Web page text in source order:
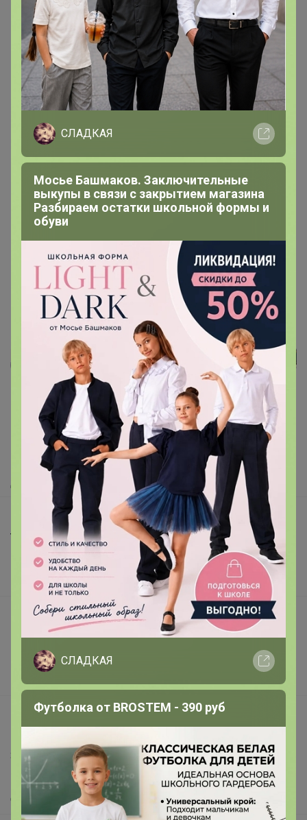
200 000+
Реклама
Как здесь все устроено?
Как сделать заказ?
Как получить?
Доставка
Шоурумы
Торговые марки
Наша команда
В наличии
Подарочные сертификаты
Реклама на сайте
Поставщикам
Вакансии
support@24-ok.ru
Защита покупателя
Помощь
О нас
СЛАДКАЯ
Мосье Башмаков. Заключительные
выкупы в связи с закрытием магазина
Разбираем остатки школьной формы и
обуви
СЛАДКАЯ
Футболка от BROSTEM - 390 руб